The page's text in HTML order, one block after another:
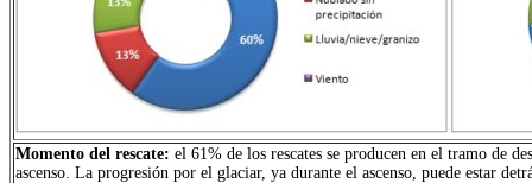
Momento del rescate: el 61% de los rescates se producen en el tramo de
ascenso. La progresión por el glaciar, ya durante el ascenso, puede estar